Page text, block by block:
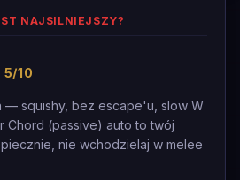
NAJSILNIEJSZY?
5/10
— squishy, bez escape'u, slow W
Chord (passive) auto to twój
nie wchodzielaj w melee